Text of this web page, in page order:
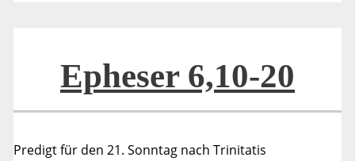
Epheser 6,10-20
Predigt für den 21. Sonntag nach Trinitatis